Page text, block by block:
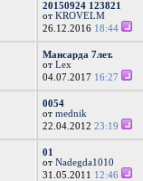
20150924 123821
отKROVELM
26.12.2016 18:44
Мансарда 7лет.
отLex
04.07.2017 16:27
0054
отmednik
22.04.201223:19
01
отNadegda1010
31.05.2011 12:46